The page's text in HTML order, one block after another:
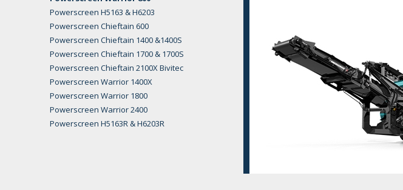
Powerscreen H5163 & H6203
Powerscreen Chieftain 600
Powerscreen Chieftain 1400 &1400S
Powerscreen Chieftain 1700 & 1700S
Powerscreen Chieftain 2100X Bivitec
Powerscreen Warrior 1400X
Powerscreen Warrior 1800
Powerscreen Warrior 2400
Powerscreen H5163R & H6203R